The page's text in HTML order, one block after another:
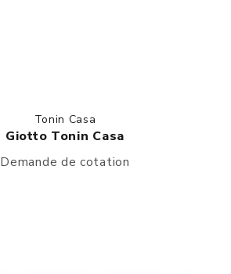
Tonin Casa
Giotto Tonin Casa
Demande de cotation